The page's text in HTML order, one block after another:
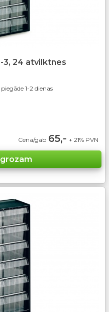
3, 24 atvilktnes
1-2 dienas
Cena/gab 65,- + 21% PVN